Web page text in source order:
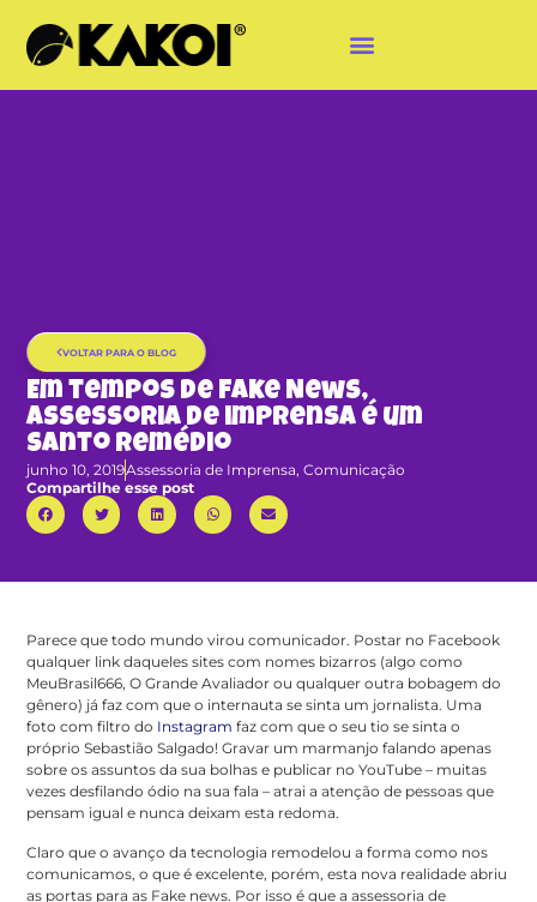
VOLTAR PARA O BLOG
Em tempos de Fake News,
assessoria de imprensa é um
santo remédio
junho 10, 2019Assessoria de Imprensa,Comunicação
Compartilhe esse post
Parece que todo mundo virou comunicador. Postar no Facebook
qualquer link daqueles sites com nomes bizarros (algo como
MeuBrasil666, O Grande Avaliador ou qualquer outra bobagem do
gênero) já faz com que o internauta se sinta um jornalista. Uma
foto com filtro do Instagram faz com que o seu tio se sinta o
próprio Sebastião Salgado! Gravar um marmanjo falando apenas
sobre os assuntos da sua bolhas e publicar no YouTube – muitas
vezes desfilando ódio na sua fala – atrai a atenção de pessoas que
pensam igual e nunca deixam esta redoma.
Claro que o avanço da tecnologia remodelou a forma como nos
comunicamos, o que é excelente, porém, esta nova realidade abriu
as portas para as Fake news. Por isso é que a assessoria de